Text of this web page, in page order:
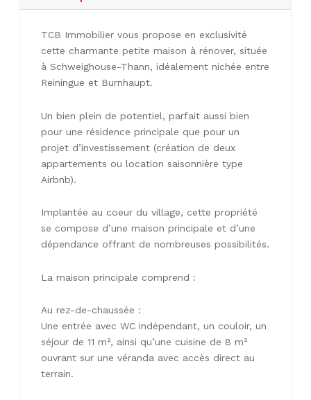
TCB Immobilier vous propose en exclusivité
cette charmante petite maison à rénover, située
à Schweighouse-Thann, idéalement nichée entre
Reiningue et Burnhaupt.
Un bien plein de potentiel, parfait aussi bien
pour une résidence principale que pour un
projet d’investissement (création de deux
appartements ou location saisonnière type
Airbnb).
Implantée au coeur du village, cette propriété
se compose d’une maison principale et d’une
dépendance offrant de nombreuses possibilités.
La maison principale comprend :
Au rez-de-chaussée :
Une entrée avec WC indépendant, un couloir, un
séjour de 11 m², ainsi qu’une cuisine de 8 m²
ouvrant sur une véranda avec accès direct au
terrain.